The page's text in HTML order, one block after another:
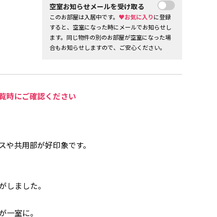
空室お知らせメールを受け取る
このお部屋は入居中です。 ♥お気に入りに登録
すると、空室になった時にメールでお知らせし
ます。同じ物件の別のお部屋が空室になった場
合もお知らせしますので、ご安心ください。
時にご確認ください
共用部が好印象です。
ました。
室に。